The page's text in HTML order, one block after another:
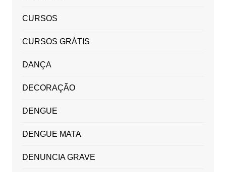
CURSOS
CURSOS GRÁTIS
DANÇA
DECORAÇÃO
DENGUE
DENGUE MATA
DENUNCIA GRAVE